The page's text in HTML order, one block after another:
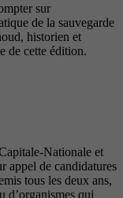
sur
de la sauvegarde
historien et
de cette édition.
Nationale et
appel de candidatures
tous les deux ans,
d’organismes qui